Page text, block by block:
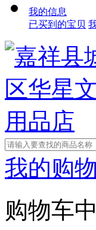
我的信息
已买到的宝贝
我的购
购物车